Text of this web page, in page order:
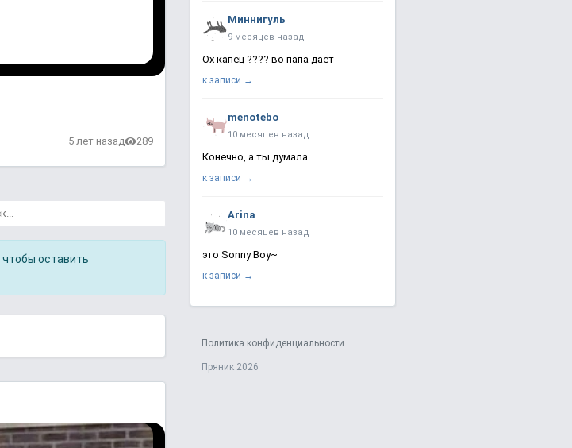
5 лет назад 289
чтобы оставить
Миннигуль
9 месяцев назад
Ох капец ???? во папа дает
к записи →
menotebo
10 месяцев назад
Конечно, а ты думала
к записи →
Arina
10 месяцев назад
это Sonny Boy~
к записи →
Политика конфиденциальности
Пряник 2026